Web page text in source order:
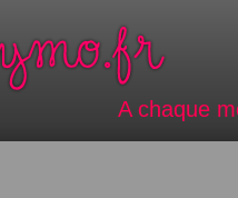
A chaque